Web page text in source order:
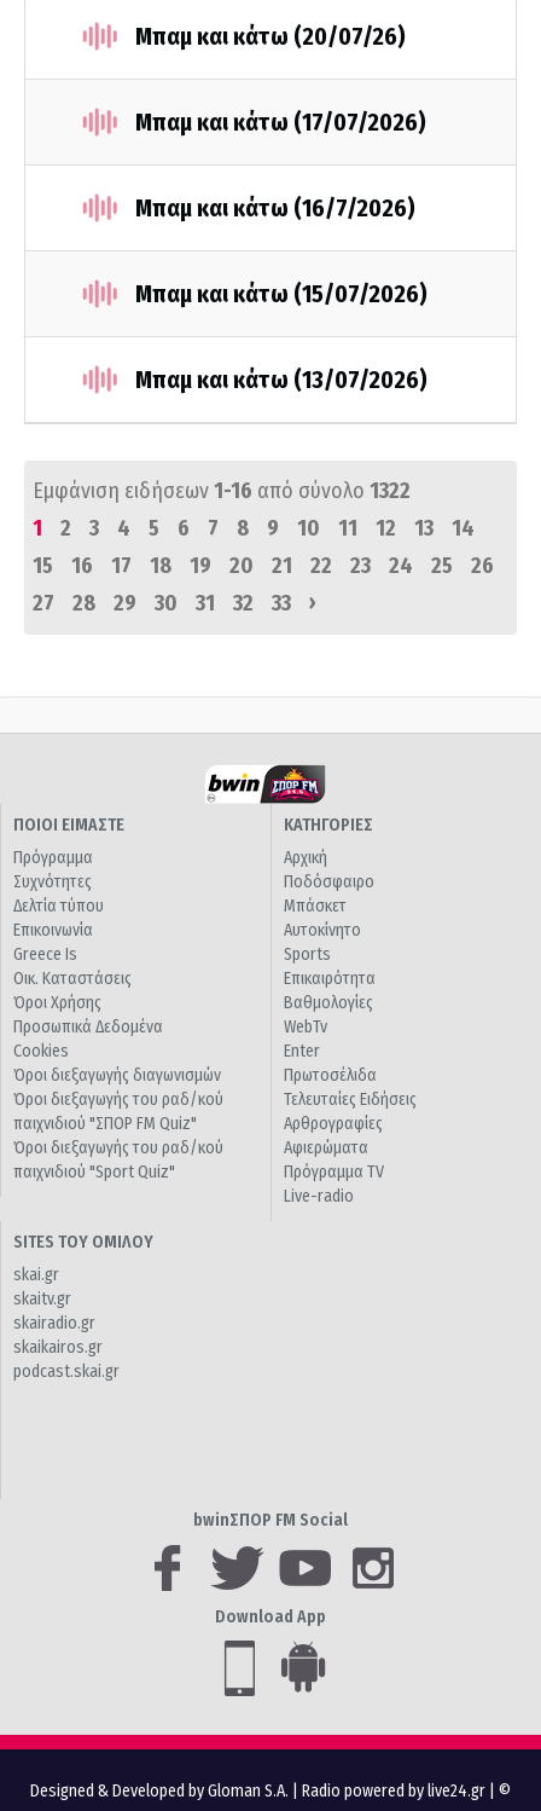
Μπαμ και κάτω (20/07/26)
Μπαμ και κάτω (17/07/2026)
Μπαμ και κάτω (16/7/2026)
Μπαμ και κάτω (15/07/2026)
Μπαμ και κάτω (13/07/2026)
Εμφάνιση ειδήσεων1-16 από σύνολο 1322
1
2 3 4 5 6 7 8 9 10 11 12 13
14
15
16 17 18 19 20 21 22 23 24 25
26
27
28 29 30 31 32 33 ›
ΠΟΙΟΙ ΕΙΜΑΣΤΕ
Πρόγραμμα
Συχνότητες
Δελτία τύπου
Επικοινωνία
Greece Is
Οικ. Καταστάσεις
Όροι Χρήσης
Προσωπικά Δεδομένα
Cookies
Όροι διεξαγωγής διαγωνισμών
Όροι διεξαγωγής του ραδ/κού
παιχνιδιού "ΣΠΟΡ FM Quiz"
Όροι διεξαγωγής του ραδ/κού
παιχνιδιού "Sport Quiz"
ΚΑΤΗΓΟΡΙΕΣ
Αρχική
Ποδόσφαιρο
Μπάσκετ
Αυτοκίνητο
Sports
Επικαιρότητα
Βαθμολογίες
WebTv
Enter
Πρωτοσέλιδα
Τελευταίες Ειδήσεις
Αρθρογραφίες
Αφιερώματα
Πρόγραμμα TV
Live-radio
SITES ΤΟΥ ΟΜΙΛΟΥ
skai.gr
skaitv.gr
skairadio.gr
skaikairos.gr
podcast.skai.gr
bwinΣΠΟΡ FM Social
Download App
Designed & Developed by Gloman S.A. Radio powered by live24.gr | ©